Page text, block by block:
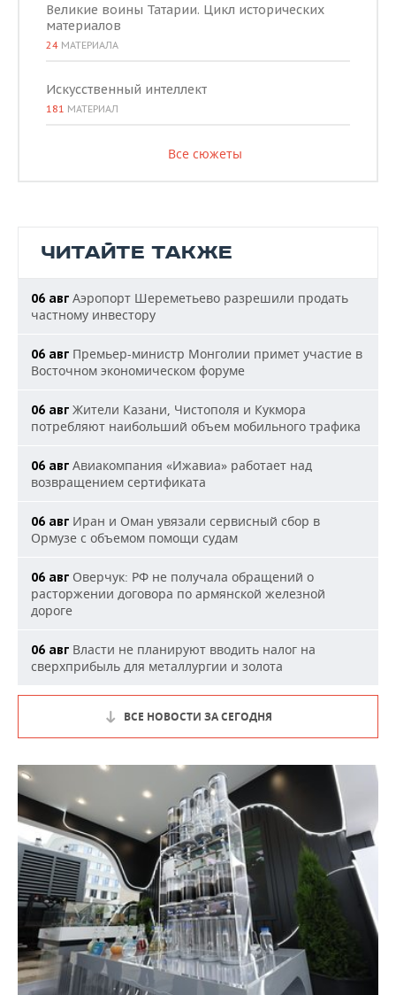
Великие воины Татарии. Цикл исторических
материалов
24 МАТЕРИАЛА
Искусственный интеллект
181 МАТЕРИАЛ
Все сюжеты
ЧИТАЙТЕ ТАКЖЕ
06 авг Аэропорт Шереметьево разрешили продать
частному инвестору
06 авг Премьер-министр Монголии примет участие в
Восточном экономическом форуме
06 авг Жители Казани, Чистополя и Кукмора
потребляют наибольший объем мобильного трафика
06 авг Авиакомпания «Ижавиа» работает над
возвращением сертификата
06 авг Иран и Оман увязали сервисный сбор в
Ормузе с объемом помощи судам
06 авг Оверчук: РФ не получала обращений о
расторжении договора по армянской железной
дороге
06 авг Власти не планируют вводить налог на
сверхприбыль для металлургии и золота
ВСЕ НОВОСТИ ЗА СЕГОДНЯ